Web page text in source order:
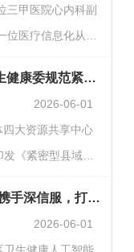
什么这么多医院
座呢？我们来深
是二者分工明确
甲医院心内科副
医疗信息化从业
的新应用，谨防患
”开始的。北京大
发内部通告，严厉
的AI工具处理医疗
境”中进行操作，
医疗信息化周报 第535期 | 国家卫生健康委规范紧密型县域医共体四大资源共享中心建设
2026-06-01
四大资源共享中心
《紧密型县域医
电诊断、消毒供应
化水平。此四项指
龙岗区卫生健康局、龙岗中心医院携手深信服，打造区域级AI共享共创平台底座
2026-06-01
卫生健康人工智能